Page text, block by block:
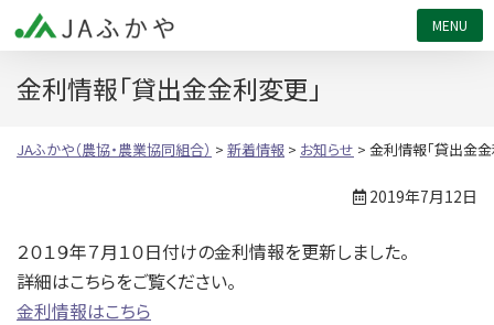
金利情報「貸出金金利変更」
JAふかや（農協・農業協同組合） > 新着情報 > お知らせ > 金利情報「貸出金金
2019年7月12日
２０１９年７月１０日付けの金利情報を更新しました。
詳細はこちらをご覧ください。
金利情報はこちら